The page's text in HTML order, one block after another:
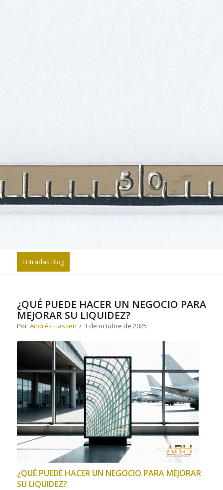
Entradas Blog
¿QUÉ PUEDE HACER UN NEGOCIO PARA
MEJORAR SU LIQUIDEZ?
Por Andrés Hassen / 3 de octubre de 2025
¿QUÉ PUEDE HACER UN NEGOCIO PARA MEJORAR
SU LIQUIDEZ?